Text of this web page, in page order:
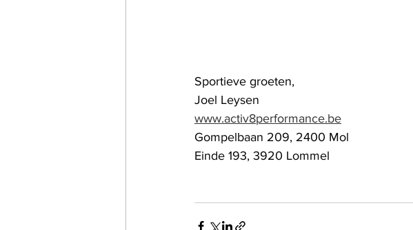
Sportieve groeten,
Joel Leysen
www.activ8performance.be
Gompelbaan 209, 2400 Mol
Einde 193, 3920 Lommel